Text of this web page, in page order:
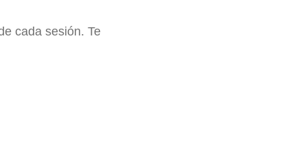
cada sesión. Te